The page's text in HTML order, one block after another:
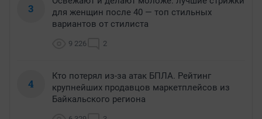
3
для женщин после 40 — топ стильных
вариантов от стилиста
9 226 2
4
Кто потерял из-за атак БПЛА. Рейтинг
крупнейших продавцов маркетплейсов из
Байкальского региона